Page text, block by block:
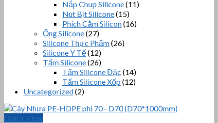
Nắp Chụp Silicone(11)
Nút Bịt Silicone(15)
Phích Cắm Silicon(16)
Ống Silicone(27)
Silicone Thực Phẩm(26)
Silicone Y Tế(12)
Tấm Silicone(26)
Tấm Silicone Đặc (14)
Tấm Silicone Xốp (12)
Uncategorized(2)
Quick View